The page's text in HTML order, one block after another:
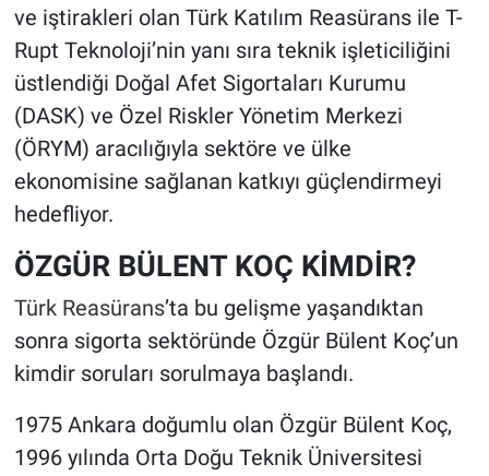
ve iştirakleri olan Türk Katılım Reasürans ile T-
Rupt Teknoloji’nin yanı sıra teknik işleticiliğini
üstlendiği Doğal Afet Sigortaları Kurumu
(DASK) ve Özel Riskler Yönetim Merkezi
(ÖRYM) aracılığıyla sektöre ve ülke
ekonomisine sağlanan katkıyı güçlendirmeyi
hedefliyor.
ÖZGÜR BÜLENT KOÇ KİMDİR?
Türk Reasürans’ta bu gelişme yaşandıktan
sonra sigorta sektöründe Özgür Bülent Koç’un
kimdir soruları sorulmaya başlandı.
1975 Ankara doğumlu olan Özgür Bülent Koç,
1996 yılında Orta Doğu Teknik Üniversitesi